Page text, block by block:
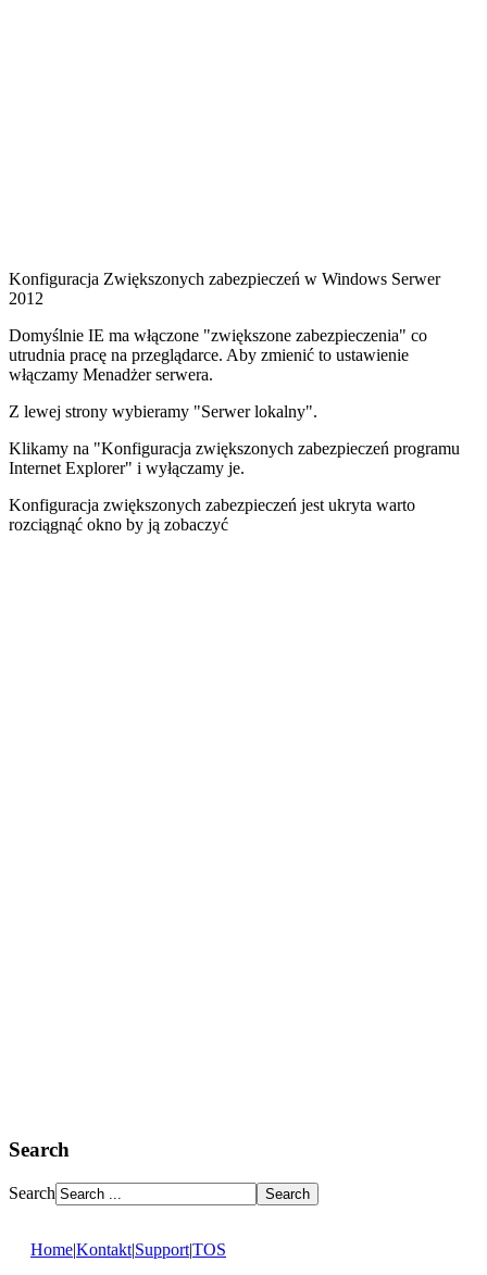
Konfiguracja Zwiększonych zabezpieczeń w Windows Serwer
2012
Domyślnie IE ma włączone "zwiększone zabezpieczenia" co
utrudnia pracę na przeglądarce. Aby zmienić to ustawienie
włączamy Menadżer serwera.
Z lewej strony wybieramy "Serwer lokalny".
Klikamy na "Konfiguracja zwiększonych zabezpieczeń programu
Internet Explorer" i wyłączamy je.
Konfiguracja zwiększonych zabezpieczeń jest ukryta warto
rozciągnąć okno by ją zobaczyć
Search
Search
Home|Kontakt|Support|TOS